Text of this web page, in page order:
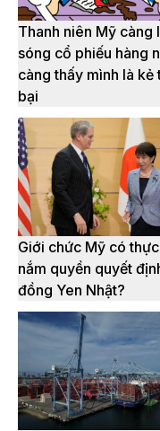
Thanh niên Mỹ càng
sóng cổ phiếu hàng
càng thấy mình là kẻ
bại
Giới chức Mỹ có
nắm quyền quyết
đồng Yen Nhật?